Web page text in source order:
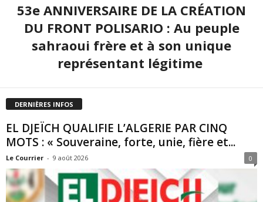
53e ANNIVERSAIRE DE LA CRÉATION
DU FRONT POLISARIO : Au peuple
sahraoui frère et à son unique
représentant légitime
DERNIÈRES INFOS
EL DJEÏCH QUALIFIE L’ALGERIE PAR CINQ
MOTS : « Souveraine, forte, unie, fière et...
Le Courrier - 9 août 2026 0